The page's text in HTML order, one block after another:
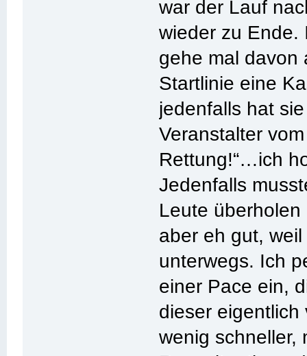
war der Lauf
wieder zu Ende.
gehe mal davon
Startlinie eine
jedenfalls hat
Veranstalter
Rettung!“…ich
Jedenfalls
Leute überholen
aber eh gut,
unterwegs. Ich
einer Pace ein,
dieser
wenig schneller,